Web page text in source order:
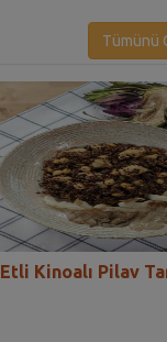
Tümünü
Etli Kinoalı Pilav